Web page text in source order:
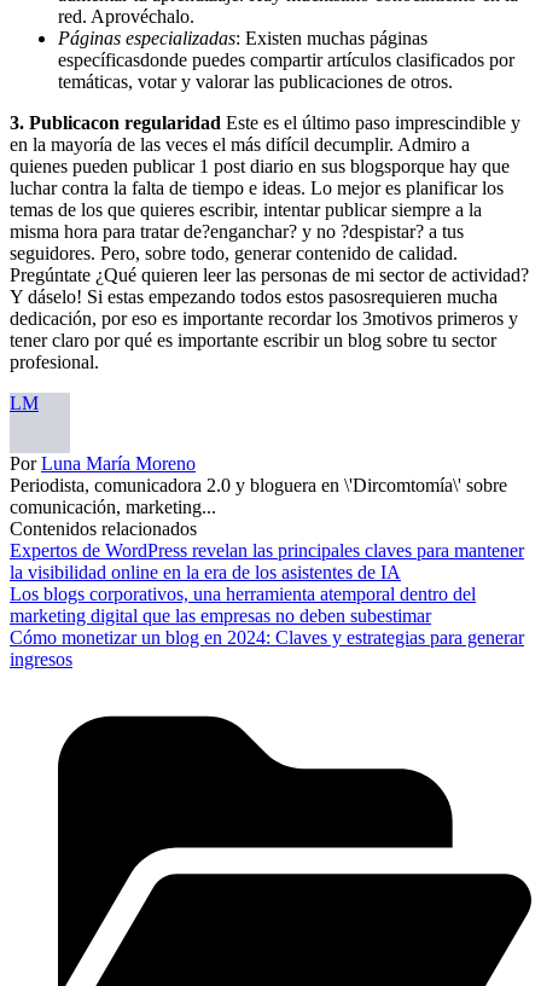
red. Aprovéchalo.
Páginas especializadas: Existen muchas páginas
específicasdonde puedes compartir artículos clasificados por
temáticas, votar y valorar las publicaciones de otros.
3. Publicacon regularidad Este es el último paso imprescindible y
en la mayoría de las veces el más difícil decumplir. Admiro a
quienes pueden publicar 1 post diario en sus blogsporque hay que
luchar contra la falta de tiempo e ideas. Lo mejor es planificar los
temas de los que quieres escribir, intentar publicar siempre a la
misma hora para tratar de?enganchar? y no ?despistar? a tus
seguidores. Pero, sobre todo, generar contenido de calidad.
Pregúntate ¿Qué quieren leer las personas de mi sector de actividad?
Y dáselo! Si estas empezando todos estos pasosrequieren mucha
dedicación, por eso es importante recordar los 3motivos primeros y
tener claro por qué es importante escribir un blog sobre tu sector
profesional.
LM
PorLuna María Moreno
Periodista, comunicadora 2.0 y bloguera en \'Dircomtomía\' sobre
comunicación, marketing...
Contenidos relacionados
Expertos de WordPress revelan las principales claves para mantener
la visibilidad online en la era de los asistentes de IA
Los blogs corporativos, una herramienta atemporal dentro del
marketing digital que las empresas no deben subestimar
Cómo monetizar un blog en 2024: Claves y estrategias para generar
ingresos